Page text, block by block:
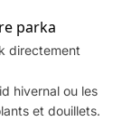
parka
directement
hivernal ou les
et douillets.